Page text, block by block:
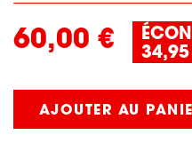
60,00 €
AJOUTER AU